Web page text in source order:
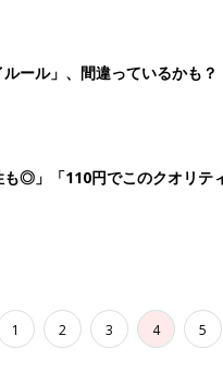
ール」、間違っているかも
◎」「110円でこのクオリテ
1 2 3 4 5